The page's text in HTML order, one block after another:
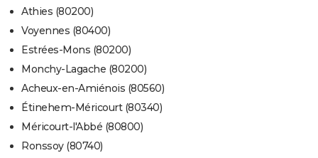
Athies (80200)
Voyennes (80400)
Estrées-Mons (80200)
Monchy-Lagache (80200)
Acheux-en-Amiénois (80560)
Étinehem-Méricourt (80340)
Méricourt-l'Abbé (80800)
Ronssoy (80740)